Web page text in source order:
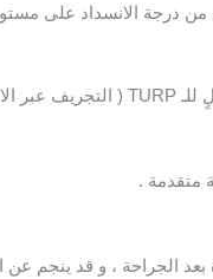
درجة الانسداد على
متقدمة .
الجراحة ، و قد ينجم عن